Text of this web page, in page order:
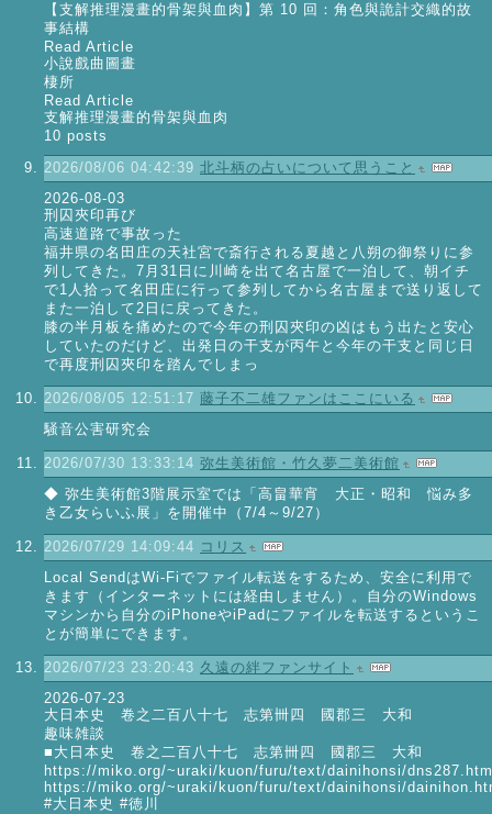
【支解推理漫畫的骨架與血肉】第 10 回：角色與詭計交織的故
事結構
Read Article
小說戲曲圖畫
棲所
Read Article
支解推理漫畫的骨架與血肉
10 posts
2026/08/06 04:42:39 北斗柄の占いについて思うこと
2026-08-03
刑囚夾印再び
高速道路で事故った
福井県の名田庄の天社宮で斎行される夏越と八朔の御祭りに参
列してきた。7月31日に川崎を出て名古屋で一泊して、朝イチ
で1人拾って名田庄に行って参列してから名古屋まで送り返して
また一泊して2日に戻ってきた。
膝の半月板を痛めたので今年の刑囚夾印の凶はもう出たと安心
していたのだけど、出発日の干支が丙午と今年の干支と同じ日
で再度刑囚夾印を踏んでしまっ
2026/08/05 12:51:17 藤子不二雄ファンはここにいる
騒音公害研究会
2026/07/30 13:33:14 弥生美術館・竹久夢二美術館
◆ 弥生美術館3階展示室では「高畠華宵 大正・昭和 悩み多
き乙女らいふ展」を開催中（7/4～9/27）
2026/07/29 14:09:44 コリス
Local SendはWi-Fiでファイル転送をするため、安全に利用で
きます（インターネットには経由しません）。自分のWindows
マシンから自分のiPhoneやiPadにファイルを転送するというこ
とが簡単にできます。
2026/07/23 23:20:43 久遠の絆ファンサイト
2026-07-23
大日本史 卷之二百八十七 志第卌四 國郡三 大和
趣味雑談
■大日本史 卷之二百八十七 志第卌四 國郡三 大和
https://miko.org/~uraki/kuon/furu/text/dainihonsi/dns287.htm
https://miko.org/~uraki/kuon/furu/text/dainihonsi/
#大日本史 #徳川